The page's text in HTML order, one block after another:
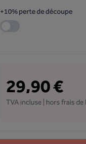
+10% perte de découpe
29,90 €
TVA incluse | hors frais de